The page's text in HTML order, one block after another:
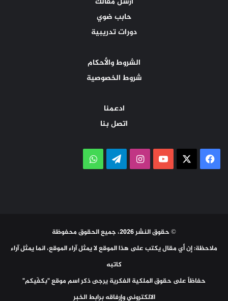
حابب ضوي
دورات تدريبية
الشروط والأحكام
شروط الخصوصية
ادعمنا
اتصل بنا
فيسبوك ‫YouTubeانستقرامتيلقرامواتساب
© حقوق النشر 2026، جميع الحقوق محفوظة
ملاحظة: إن أي مقال يكتب على هذا الموقع لا يمثل آراء الموقع، انما يمثل آراء
كاتبه
حفاظاً على حقوق الملكية الفكرية يرجى ذكر اسم موقع "بكفّيكم"
الالكتروني وإرفاقه برابط الخبر